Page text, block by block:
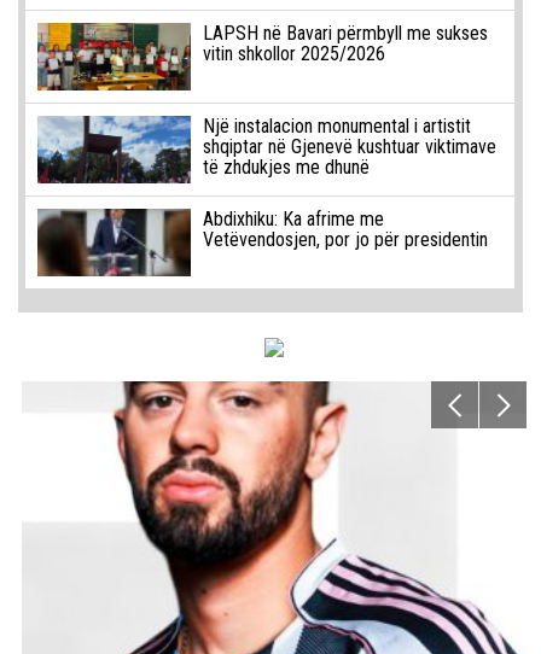
LAPSH në Bavari përmbyll me sukses
vitin shkollor 2025/2026
Një instalacion monumental i artistit
shqiptar në Gjenevë kushtuar viktimave
të zhdukjes me dhunë
Abdixhiku: Ka afrime me
Vetëvendosjen, por jo për presidentin